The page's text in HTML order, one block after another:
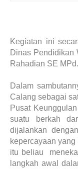
Kegiatan ini
Dinas Pendidikan
Rahadian SE MPd.
Dalam
Calang sebagai
Pusat
suatu berkah
dijalankan
kepercayaan
itu beliau
langkah awal